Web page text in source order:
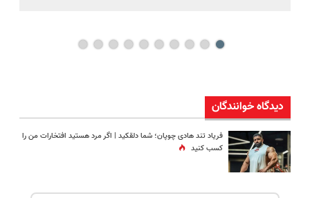
دیدگاه خوانندگان
فریاد تند هادی چوپان؛‌ شما دلقکید | اگر مرد هستید افتخارات من را
کسب کنید